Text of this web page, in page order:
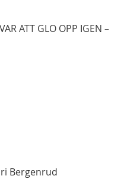
ATT GLO OPP IGEN –
Bergenrud